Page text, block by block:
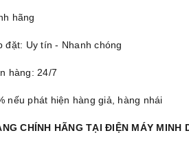
hãng
đặt: Uy tín - Nhanh chóng
hàng: 24/7
nếu phát hiện hàng giả, hàng nhái
CHÍNH HÃNG TẠI ĐIỆN MÁY MINH